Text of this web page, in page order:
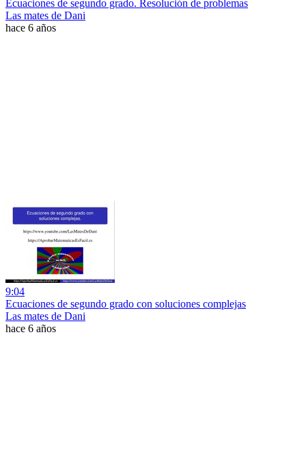
Ecuaciones de segundo grado. Resolución de problemas
Las mates de Dani
hace 6 años
9:04
Ecuaciones de segundo grado con soluciones complejas
Las mates de Dani
hace 6 años